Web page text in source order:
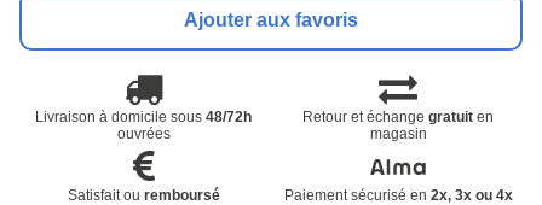
Ajouter aux favoris
Livraison à domicile sous48/72h
ouvrées
Retour et échangegratuit en
magasin
Satisfait ou remboursé Paiement sécurisé en 2x, 3x ou 4x